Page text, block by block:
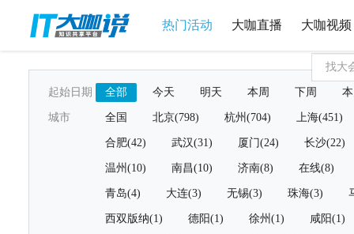
热门活动 大咖直播 大咖视频
起始日期 全部 今天 明天 本周 下周
城市 全国 北京(798) 杭州(704) 上海(451)
合肥(42) 武汉(31) 厦门(24) 长沙(22)
温州(10) 南昌(10) 济南(8) 在线(8)
青岛(4) 大连(3) 无锡(3) 珠海(3)
西双版纳(1) 德阳(1) 徐州(1) 咸阳(1)